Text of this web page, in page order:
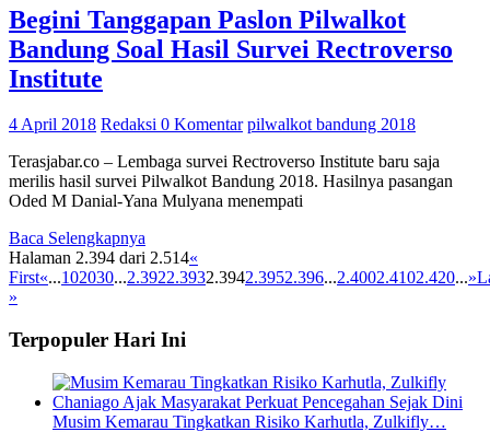
Begini Tanggapan Paslon Pilwalkot
Bandung Soal Hasil Survei Rectroverso
Institute
4 April 2018 Redaksi 0 Komentar pilwalkot bandung 2018
Terasjabar.co – Lembaga survei Rectroverso Institute baru saja
merilis hasil survei Pilwalkot Bandung 2018. Hasilnya pasangan
Oded M Danial-Yana Mulyana menempati
Baca Selengkapnya
Halaman 2.394 dari 2.514«
First«...102030...2.3922.3932.3942.3952.396...2.4002.4102.420...»
»
Terpopuler Hari Ini
Musim Kemarau Tingkatkan Risiko Karhutla, Zulkifly…